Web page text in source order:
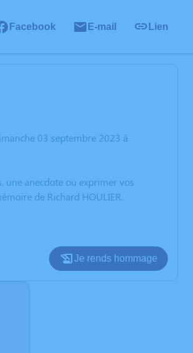
Facebook E-mail Lien
03 septembre 2023 à
une anecdote ou exprimer vos
de Richard HOULIER.
Je rends hommage